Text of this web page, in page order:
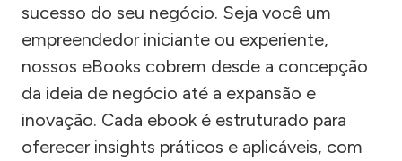
sucesso do seu negócio. Seja você um
empreendedor iniciante ou experiente,
nossos eBooks cobrem desde a concepção
da ideia de negócio até a expansão e
inovação. Cada ebook é estruturado para
oferecer insights práticos e aplicáveis, com